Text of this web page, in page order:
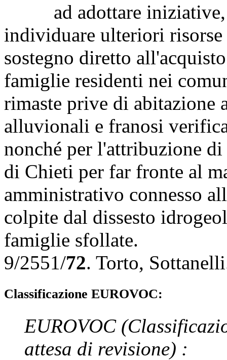
ad adottare iniziative,
individuare ulteriori
sostegno diretto
famiglie residenti nei
rimaste prive di abitazione
alluvionali e franosi
nonché per l'attribuzione
di Chieti per far fronte al
amministrativo connesso
colpite dal dissesto
famiglie sfollate.
9/2551/72. Torto, Sottanelli
Classificazione EUROVOC:
EUROVOC
attesa di revisione) :